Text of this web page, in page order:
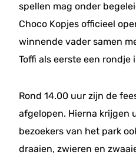
spellen mag onder
Choco Kopjes officieel
winnende vader samen
Toffi als eerste een rondje
Rond 14.00 uur zijn de
afgelopen. Hierna krijgen
bezoekers van het park
draaien, zwieren en